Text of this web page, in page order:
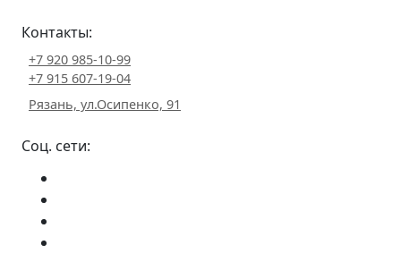
Контакты:
+7 920 985-10-99
+7 915 607-19-04
Рязань, ул.Осипенко, 91
Соц. сети: